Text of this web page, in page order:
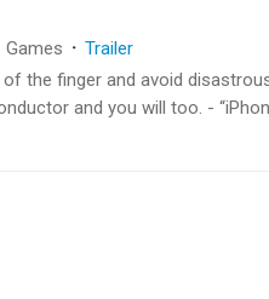
Games · Trailer
the finger and avoid
and you will too. -